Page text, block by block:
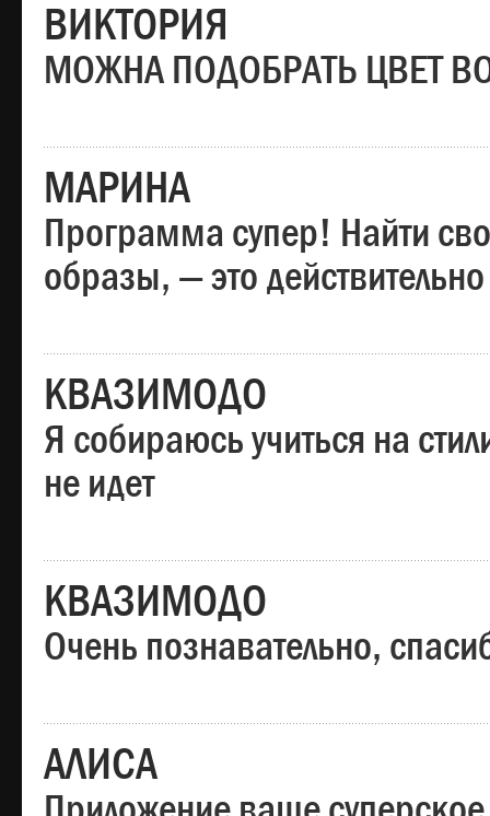
ВИКТОРИЯ
МОЖНА ПОДОБРАТЬ ЦВЕТ
МАРИНА
Программа супер! Найти
образы, — это
КВАЗИМОДО
Я собираюсь учиться на
не идет
КВАЗИМОДО
Очень познавательно,
АЛИСА